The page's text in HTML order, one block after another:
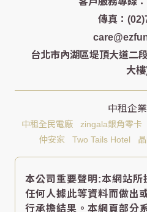
傳真：
台北市內湖區堤頂大道二
大樓
中租全民電廠 zingala銀角零卡
仲安家
Two Tails Hotel
本公司重要聲明:本網站所
任何人據此等資料而做出
行承擔結果。本網頁部分